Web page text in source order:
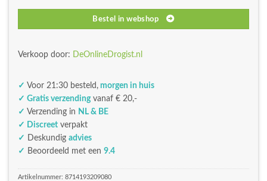
Bestel in webshop
Verkoop door: DeOnlineDrogist.nl
✓ Voor 21:30 besteld, morgen in huis
✓ Gratis verzendingvanaf € 20,-
✓ Verzending in NL & BE
✓ Discreet verpakt
✓
Deskundig advies
✓ Beoordeeld met een 9.4
Artikelnummer: 8714193209080